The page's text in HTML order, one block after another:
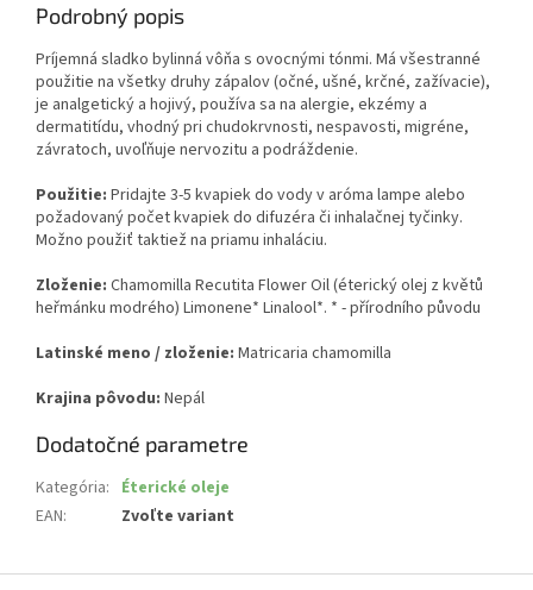
Podrobný popis
Príjemná sladko bylinná vôňa s ovocnými tónmi. Má všestranné
použitie na všetky druhy zápalov (očné, ušné, krčné, zažívacie),
je analgetický a hojivý, používa sa na alergie, ekzémy a
dermatitídu, vhodný pri chudokrvnosti, nespavosti, migréne,
závratoch, uvoľňuje nervozitu a podráždenie.
Použitie: Pridajte 3-5 kvapiek do vody v aróma lampe alebo
požadovaný počet kvapiek do difuzéra či inhalačnej tyčinky.
Možno použiť taktiež na priamu inhaláciu.
Zloženie: Chamomilla Recutita Flower Oil (éterický olej z květů
heřmánku modrého) Limonene* Linalool*. * - přírodního původu
Latinské meno / zloženie: Matricaria chamomilla
Krajina pôvodu: Nepál
Dodatočné parametre
Kategória: Éterické oleje
EAN: Zvoľte variant